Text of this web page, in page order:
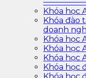
Khóa học
Khóa đào
doanh
Khóa học
Khóa học
Khóa học
Khóa học